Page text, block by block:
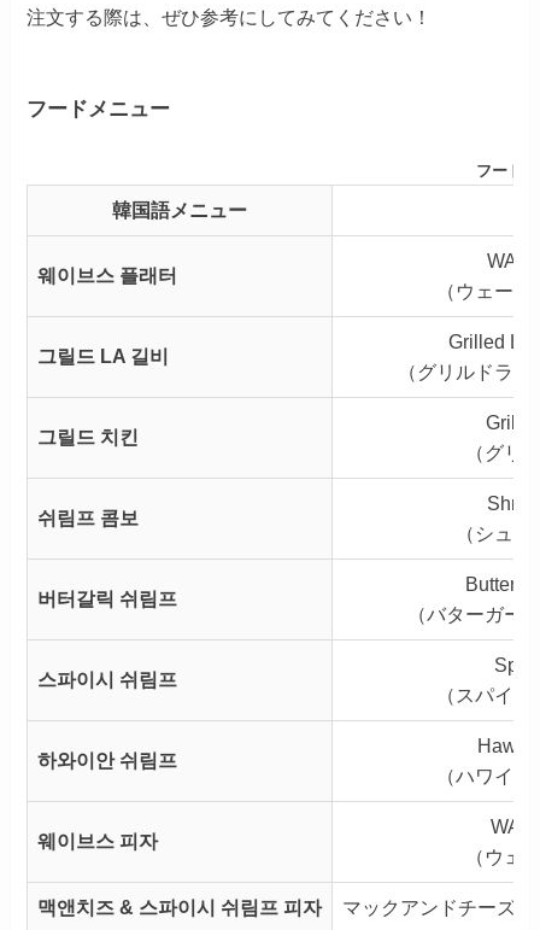
注文する際は、ぜひ参考にしてみてください！
フードメニュー
フード
韓国語メニュー
웨이브스 플래터
（ウェー
그릴드 LA 길비
Grilled
（グリルドラ
그릴드 치킨
（グリ
쉬림프 콤보
（シュ
버터갈릭 쉬림프
Butter
（バターガー
스파이시 쉬림프
（スパイ
하와이안 쉬림프
（ハワイ
웨이브스 피자
（ウェ
맥앤치즈 & 스파이시 쉬림프 피자 マックアンドチーズ&